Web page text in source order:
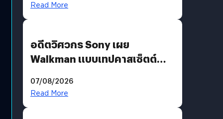
Read More
อดีตวิศวกร Sony เผย
Walkman แบบเทปคาสเซ็ตต์
07/08/2026
Read More